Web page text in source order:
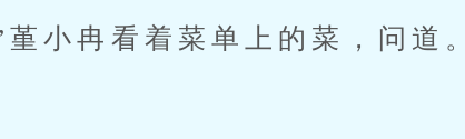
小冉看着菜单上的菜，问道。